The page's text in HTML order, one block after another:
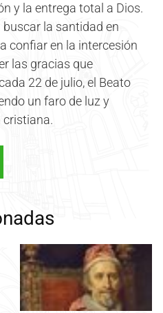
y la entrega total a Dios.
la santidad en
confiar en la intercesión
las gracias que
22 de julio, el Beato
un faro de luz y
cristiana.